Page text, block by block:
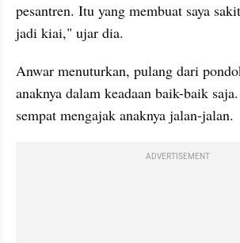
pesantren. Itu yang membuat saya
jadi kiai," ujar dia.
Anwar menuturkan, pulang dari
anaknya dalam keadaan baik-baik
sempat mengajak anaknya jalan-jalan.
ADVERTISEMENT